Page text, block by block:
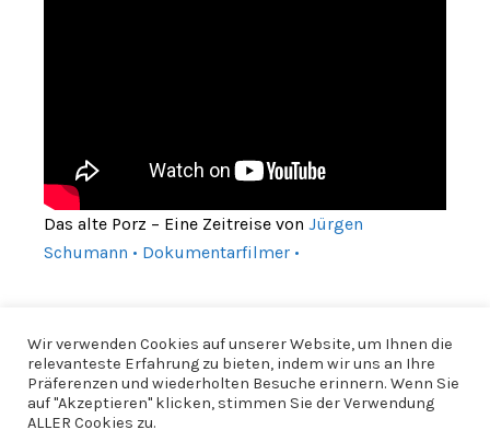
Das alte Porz – Eine Zeitreise von Jürgen
Schumann • Dokumentarfilmer •
Wir verwenden Cookies auf unserer Website, um Ihnen die
relevanteste Erfahrung zu bieten, indem wir uns an Ihre
Präferenzen und wiederholten Besuche erinnern. Wenn Sie
auf "Akzeptieren" klicken, stimmen Sie der Verwendung
ALLER Cookies zu.